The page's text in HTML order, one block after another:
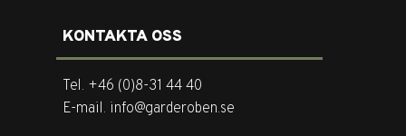
KONTAKTA OSS
Tel. +46 (0)8-31 44 40
E-mail. info@garderoben.se